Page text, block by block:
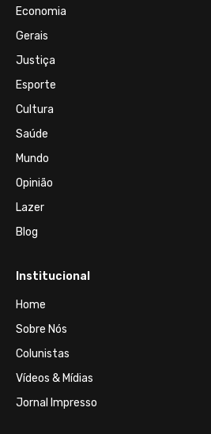
Economia
Gerais
Justiça
Esporte
Cultura
Saúde
Mundo
Opinião
Lazer
Blog
Institucional
Home
Sobre Nós
Colunistas
Vídeos & Mídias
Jornal Impresso